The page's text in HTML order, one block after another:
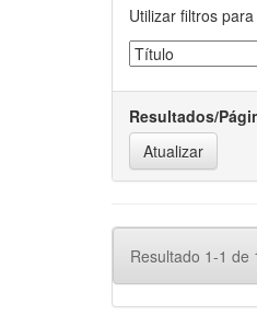
Utilizar filtros
Resultados/
Resultado 1-1 de